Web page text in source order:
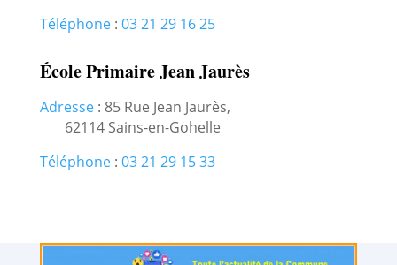
Téléphone: 03 21 29 16 25
École Primaire Jean Jaurès
Adresse: 85 Rue Jean Jaurès,
62114 Sains-en-Gohelle
Téléphone: 03 21 29 15 33